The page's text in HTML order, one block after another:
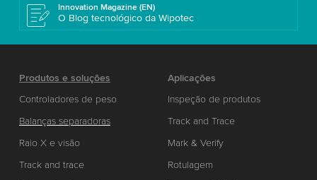
Innovation Magazine (EN)
O Blog tecnológico da Wipotec
Produtos e soluções
Controladores de peso
Balanças separadoras
Raio X e visão
Track and trace
Aplicações
Inspeção de produtos
Track and Trace
Mark & Verify
Rotulagem